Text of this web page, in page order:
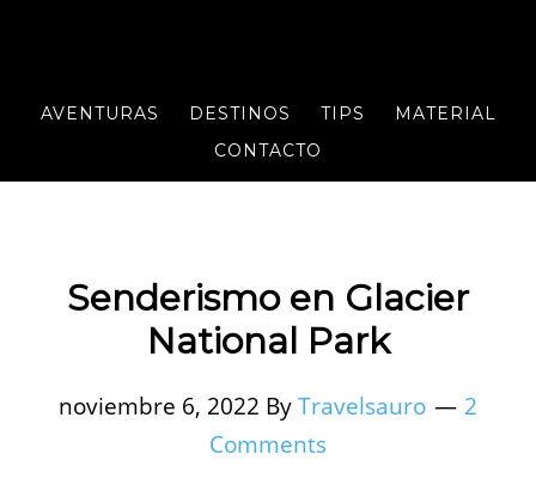
AVENTURAS DESTINOS TIPS
MATERIAL
CONTACTO
Senderismo en Glacier
National Park
noviembre 6, 2022 ByTravelsauro
2
Comments